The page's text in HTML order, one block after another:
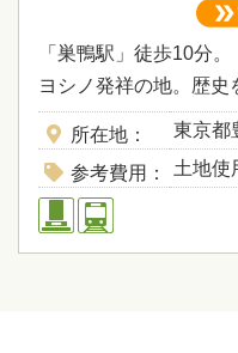
「巣鴨駅」徒歩10分
ヨシノ発祥の地。歴史
所在地 東京都
参考費用 土地使